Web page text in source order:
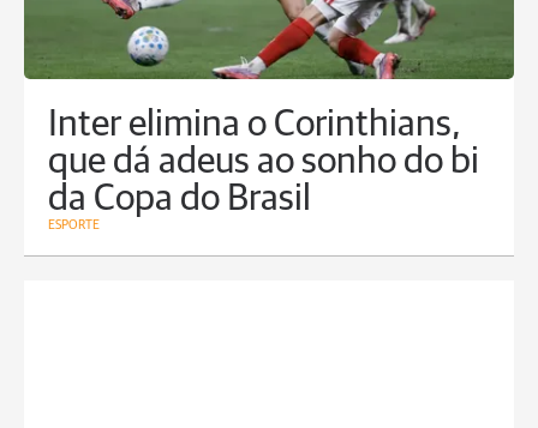
Inter elimina o Corinthians,
que dá adeus ao sonho do bi
da Copa do Brasil
ESPORTE